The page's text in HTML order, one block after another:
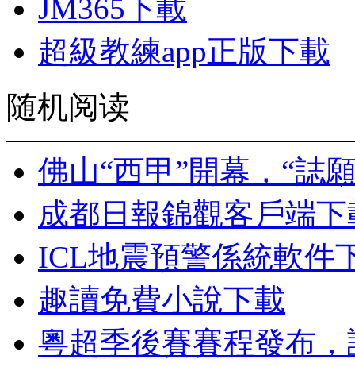
JM365下載
超級教練app正版下載
随机阅读
佛山“西甲”開幕，“誌
成都日報錦觀客戶端下
ICL地震預警係統軟件
趣讀免費小說下載
粵超季後賽賽程發布